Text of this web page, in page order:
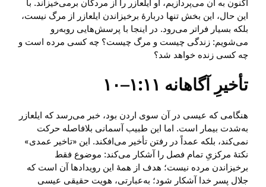
اکنون به آن می‌پردازیم، او ایلعازر را از مردگان برمی‌خیزاند. با
این حال، این بخش تنها دربارهٔ برخیزاندن ایلعازر از مرگ نیست،
بلکه بسیار فراتر می‌رود. در اینجا با پرسش‌هایی روبه‌رو
می‌شویم: زندگی چیست و مرگ چیست؟ چه کسی مرده است و
چه کسی زنده خواهد شد؟
تأخیرِ آگاهانه ۱:۱۱‏–‏۱۰
هنگامی که عیسی در آن سوی اردن بود، خبر می‌رسد که ایلعازر
به‌شدت بیمار است. اما این طبیب آسمانی بلافاصله حرکت
نمی‌کند، بلکه عمداً در رفتن تأخیر می‌افکند. این «تاخیر عمدی»
نکتهٔ مرکزیِ تمام فصل را آشکار می‌کند: موضوع فقط
برخیزاندن مرده نیست؛ هدف از همهٔ این رویدادها آن است که
جلال پسر خدا آشکار شود؛ به‌عبارتی، هویت حقیقی عیسی